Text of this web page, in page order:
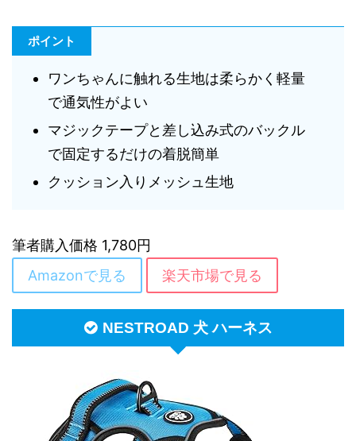
ポイント
ワンちゃんに触れる生地は柔らかく軽量
で通気性がよい
マジックテープと差し込み式のバックル
で固定するだけの着脱簡単
クッション入りメッシュ生地
筆者購入価格 1,780円
Amazonで見る
楽天市場で見る
NESTROAD 犬 ハーネス